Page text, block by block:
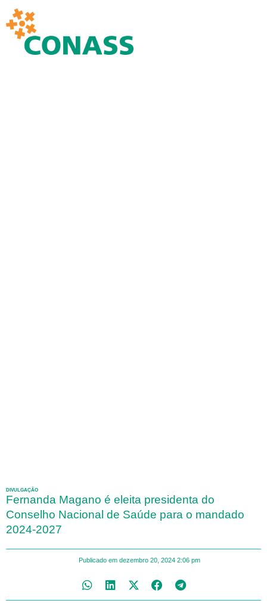
DIVULGAÇÃO
Fernanda Magano é eleita presidenta do
Conselho Nacional de Saúde para o mandado
2024-2027
Publicado em dezembro 20, 2024 2:06 pm